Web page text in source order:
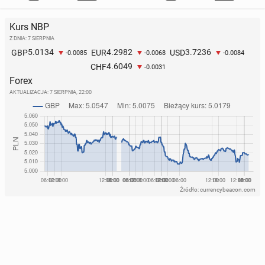
Kurs NBP
Z DNIA: 7 SIERPNIA
GBP5.0134 -0.0085 EUR4.2982 -0.0068 USD3.7236 -0.0084
CHF4.6049 -0.0031
Forex
AKTUALIZACJA: 7 SIERPNIA, 22:00
Źródło: currencybeacon.com